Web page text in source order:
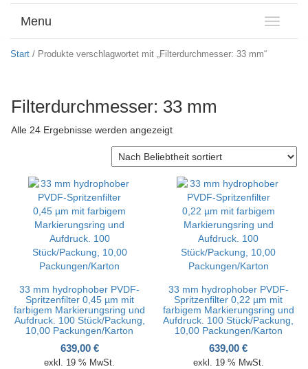
T
o
i
t
o
n
Menu
Start / Produkte verschlagwortet mit „Filterdurchmesser: 33 mm“
Filterdurchmesser: 33 mm
Alle 24 Ergebnisse werden angezeigtNach Beliebtheit sortiert
33 mm hydrophober PVDF-
Spritzenfilter 0,45 µm mit
farbigem Markierungsring und
Aufdruck. 100 Stück/Packung,
10,00 Packungen/Karton
639,00 €
exkl. 19 % MwSt.
33 mm hydrophober PVDF-
Spritzenfilter 0,22 µm mit
farbigem Markierungsring und
Aufdruck. 100 Stück/Packung,
10,00 Packungen/Karton
639,00€
exkl. 19 % MwSt.